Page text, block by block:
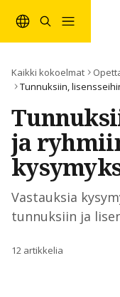
Kaikki kokoelmat
ja
Vastauksia
tunnuksiin ja
12 artikkelia